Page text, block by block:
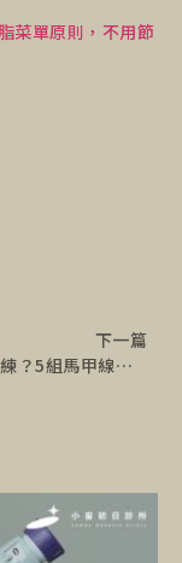
菜單原則，不用節
下一篇
馬甲線怎麼練？5組馬甲線訓練、飲食菜單，兩周練出馬甲線